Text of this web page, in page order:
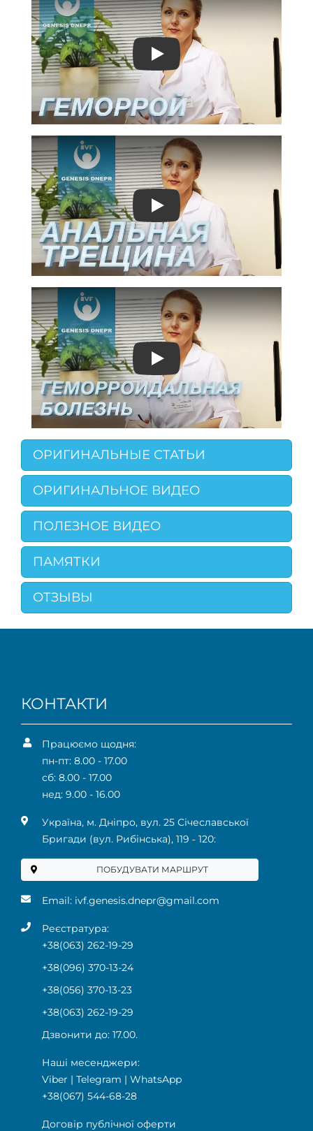
Play
ОРИГИНАЛЬНЫЕ СТАТЬИ
ОРИГИНАЛЬНОЕ ВИДЕО
ПОЛЕЗНОЕ ВИДЕО
ПАМЯТКИ
ОТЗЫВЫ
КОНТАКТИ
Працюємо щодня:
пн-пт: 8.00 - 17.00
сб: 8.00 - 17.00
нед: 9.00 - 16.00
Українa, м. Дніпро, вул. 25 Січеславської
Бригади (вул. Рибінська), 119 ‑ 120:
ПОБУДУВАТИ МАРШРУТ
Email: ivf.genesis.dnepr@gmail.com
Реєстратура:
+38(063) 262-19-29
+38(096) 370-13-24
+38(056) 370-13-23
+38(063) 262-19-29
Дзвонити до: 17.00.
Наші месенджери:
Viber | Telegram | WhatsApp
+38(067) 544-68-28
Договір публічної оферти